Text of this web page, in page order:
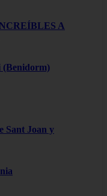
A
(Benidorm)
Sant Joan y